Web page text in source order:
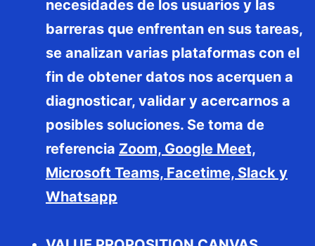
necesidades de los usuarios y las
barreras que enfrentan en sus tareas,
se analizan varias plataformas con el
fin de obtener datos nos acerquen a
diagnosticar, validar y acercarnos a
posibles soluciones. Se toma de
referencia Zoom, Google Meet,
Microsoft Teams, Facetime, Slack y
Whatsapp